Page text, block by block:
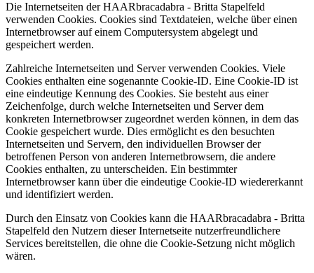
Die Internetseiten der HAARbracadabra - Britta Stapelfeld
verwenden Cookies. Cookies sind Textdateien, welche über einen
Internetbrowser auf einem Computersystem abgelegt und
gespeichert werden.
Zahlreiche Internetseiten und Server verwenden Cookies. Viele
Cookies enthalten eine sogenannte Cookie-ID. Eine Cookie-ID ist
eine eindeutige Kennung des Cookies. Sie besteht aus einer
Zeichenfolge, durch welche Internetseiten und Server dem
konkreten Internetbrowser zugeordnet werden können, in dem das
Cookie gespeichert wurde. Dies ermöglicht es den besuchten
Internetseiten und Servern, den individuellen Browser der
betroffenen Person von anderen Internetbrowsern, die andere
Cookies enthalten, zu unterscheiden. Ein bestimmter
Internetbrowser kann über die eindeutige Cookie-ID wiedererkannt
und identifiziert werden.
Durch den Einsatz von Cookies kann die HAARbracadabra - Britta
Stapelfeld den Nutzern dieser Internetseite nutzerfreundlichere
Services bereitstellen, die ohne die Cookie-Setzung nicht möglich
wären.